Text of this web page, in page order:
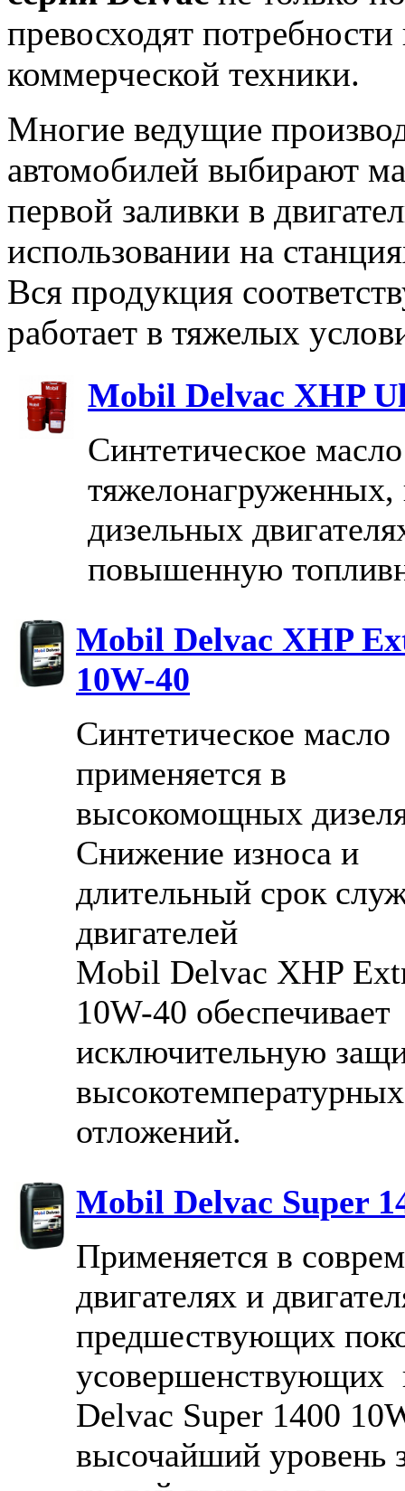
превосходят
коммерческой техники.
Многие ведущие
автомобилей выбирают
первой заливки в
использовании на
Вся продукция
работает в тяжелых
Mobil Delvac XHP
Синтетическое
дизельных
повышенную
Mobil Delvac XHP
10W-40
Синтетическое масло
применяется в
высокомощных
Снижение износа и
длительный срок
двигателей
Mobil Delvac XHP
10W-40 обеспечивает
исключительную
высокотемпературных
отложений.
Mobil Delvac Super
Применяется в
двигателях и
предшествующих
Delvac Super 1400
высочайший уровень